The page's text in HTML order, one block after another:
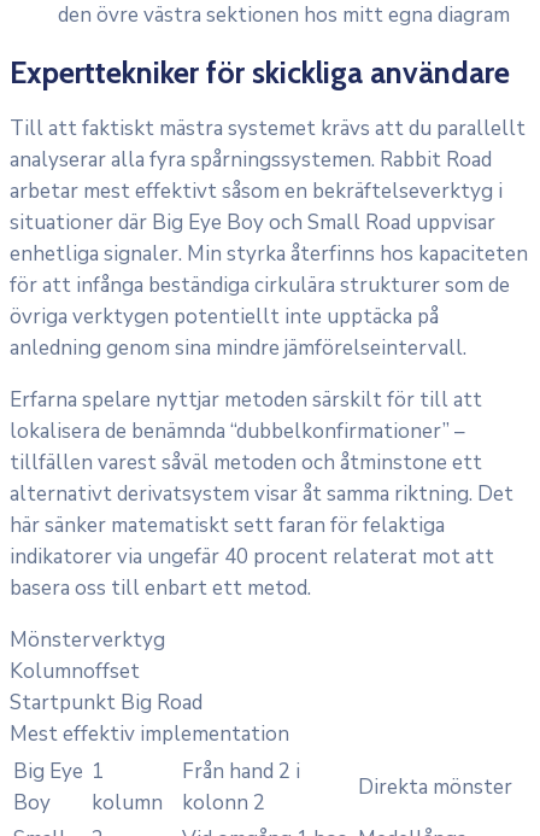
den övre västra sektionen hos mitt egna diagram
Experttekniker för skickliga användare
Till att faktiskt mästra systemet krävs att du parallellt
analyserar alla fyra spårningssystemen. Rabbit Road
arbetar mest effektivt såsom en bekräftelseverktyg i
situationer där Big Eye Boy och Small Road uppvisar
enhetliga signaler. Min styrka återfinns hos kapaciteten
för att infånga beständiga cirkulära strukturer som de
övriga verktygen potentiellt inte upptäcka på
anledning genom sina mindre jämförelseintervall.
Erfarna spelare nyttjar metoden särskilt för till att
lokalisera de benämnda “dubbelkonfirmationer” –
tillfällen varest såväl metoden och åtminstone ett
alternativt derivatsystem visar åt samma riktning. Det
här sänker matematiskt sett faran för felaktiga
indikatorer via ungefär 40 procent relaterat mot att
basera oss till enbart ett metod.
Mönsterverktyg
Kolumnoffset
Startpunkt Big Road
Mest effektiv implementation
Big Eye
Boy
1
kolumn
Från hand 2 i
kolonn 2
Direkta mönster